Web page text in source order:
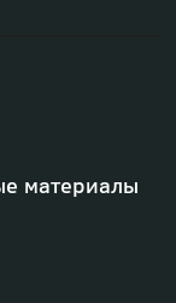
материалы